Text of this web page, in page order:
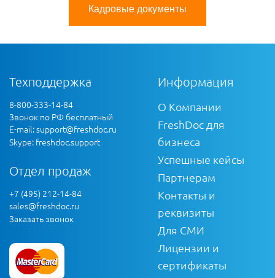
Кадровые документы
Техподдержка
8-800-333-14-84
Звонок по РФ бесплатный
E-mail:support@freshdoc.ru
Skype: freshdoc.support
Отдел продаж
+7 (495) 212-14-84
sales@freshdoc.ru
Заказать звонок
Информация
О Компании
FreshDoc для
бизнеса
Успешные кейсы
Партнерам
Контакты и
реквизиты
Для СМИ
Лицензии и
сертификаты